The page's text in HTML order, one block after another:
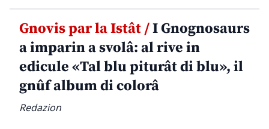
Gnovis par la Istât /I Gnognosaurs
a imparin a svolâ: al rive in
edicule «Tal blu piturât di blu», il
gnûf album di colorâ
Redazion